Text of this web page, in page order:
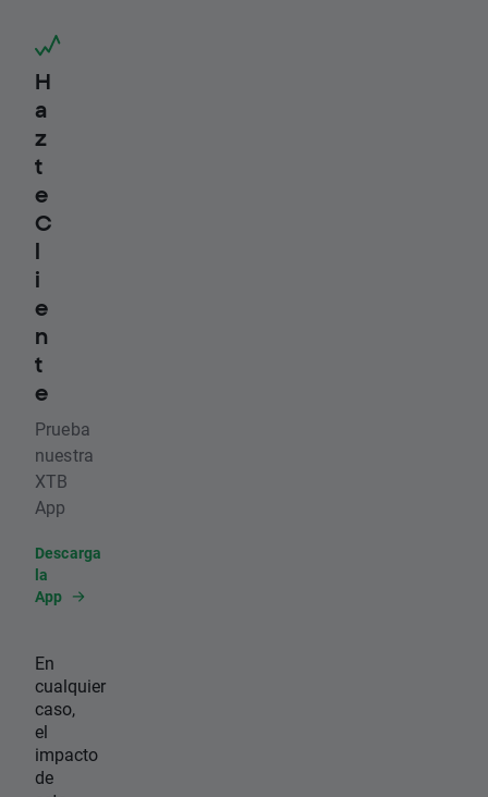
H
a
z
t
e
C
l
i
e
n
t
e
Prueba
nuestra
XTB
App
Descarga
la
App
En
cualquier
caso,
el
impacto
de